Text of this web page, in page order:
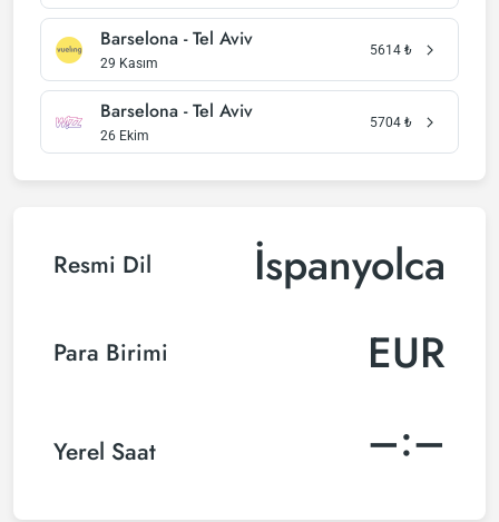
Barselona - Tel Aviv
29 Kasım
5614 ₺
Barselona - Tel Aviv
26 Ekim
5704 ₺
Resmi Dil İspanyolca
Para Birimi EUR
Yerel Saat –:–